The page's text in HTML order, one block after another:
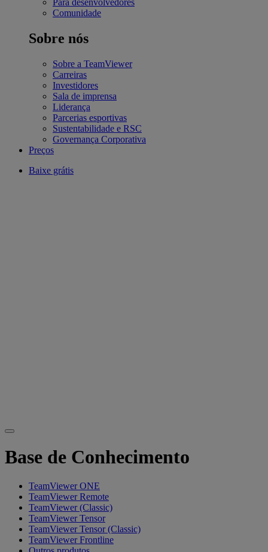
Comunidade
Sobre nós
Sobre a TeamViewer
Carreiras
Investidores
Sala de imprensa
Liderança
Parcerias esportivas
Sustentabilidade e RSC
Governança Corporativa
Preços
Baixe grátis
Base de Conhecimento
TeamViewer ONE
TeamViewer Remote
TeamViewer (Classic)
TeamViewer Tensor
TeamViewer Tensor (Classic)
TeamViewer Frontline